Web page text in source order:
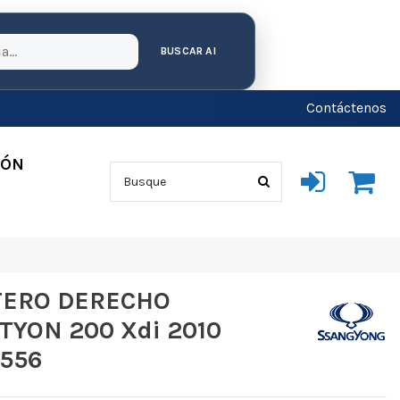
BUSCAR AI
Contáctenos
DERECHO
200 Xdi 2010